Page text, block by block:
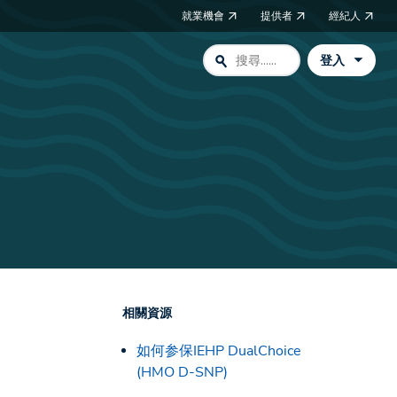
就業機會 提供者 經紀人
search 登入
相關資源
如何参保IEHP DualChoice
(HMO D-SNP)